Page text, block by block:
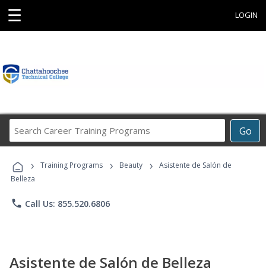
☰ LOGIN
Go
Career
Programs
› Training Programs › Beauty ›
Asistente de Salón de
Belleza
phone Call Us: 855.520.6806
Asistente de Salón de Belleza